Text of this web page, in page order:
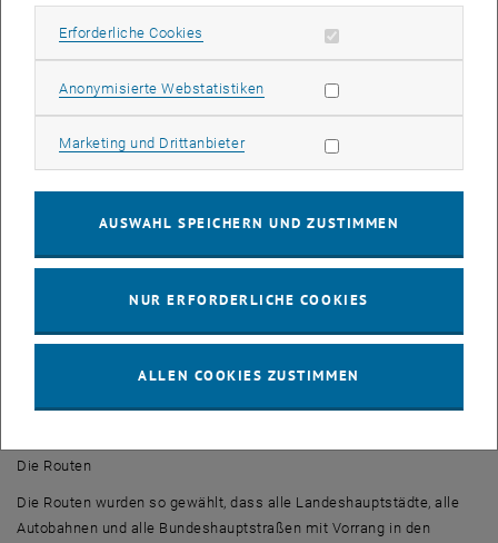
durchgeführt im <link http: www.seibersdorf.at
Ausführung.
Die Einstellungen
Sobald die Messung gestartet wird, versuchen die Endgeräte über
ISDN Nummer im Festnetz aufzubauen. Dabei hat jedes Endgerät
zwei Minuten lang Sprachsequenzen von jeweils fünf Sekunden
und ein neuer Verbindungsaufbau. Dies wiederholt sich bis zum
Die Routen
Die Routen wurden so gewählt, dass alle Landeshauptstädte, alle
Autobahnen und alle Bundeshauptstraßen mit Vorrang in den
Erforderliche Cookies Erforderliche Cookies zulassen
Anonymisierte WebstatistikenStatistik Cookies zulassen
Marketing und DrittanbieterMarketing Cookies zulassen
AUSWAHL SPEICHERN UND ZUSTIMMEN
NUR ERFORDERLICHE COOKIES
ALLEN COOKIES ZUSTIMMEN